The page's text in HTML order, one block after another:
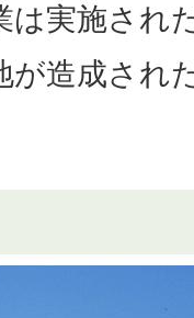
は実施され
が造成され